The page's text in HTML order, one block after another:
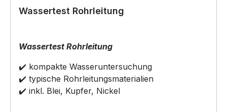
Wassertest Rohrleitung
Wassertest Rohrleitung
✔️ kompakte Wasseruntersuchung
✔️ typische Rohrleitungsmaterialien
✔️ inkl. Blei, Kupfer, Nickel